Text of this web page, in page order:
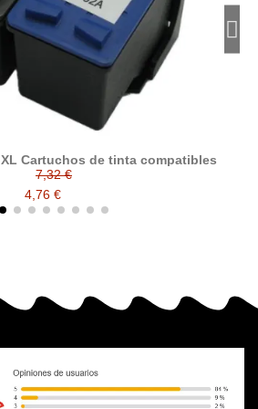
y HP 22 XL Cartuchos de tinta compatibles
7,32 €
4,76 €